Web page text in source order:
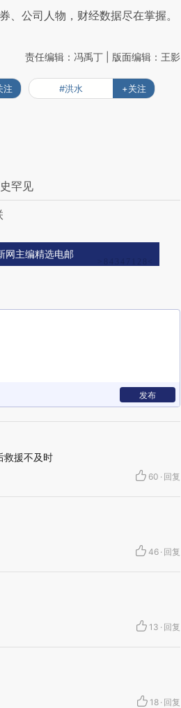
、公司人物，财经数据尽在掌握。
责任编辑：冯禹丁 | 版面编辑：王影
注 #洪水 +关注
罕见
网主编精选电邮
发布
救援不及时
60 · 回复
46 · 回复
13 · 回复
18 · 回复